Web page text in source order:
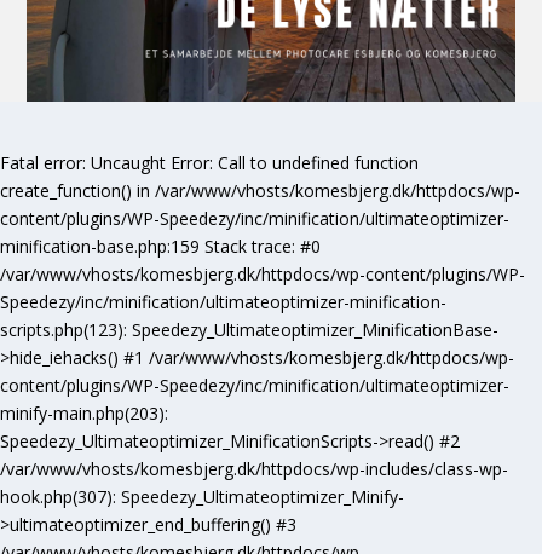
Fatal error: Uncaught Error: Call to undefined function
create_function() in /var/www/vhosts/komesbjerg.dk/httpdocs/wp-
content/plugins/WP-Speedezy/inc/minification/ultimateoptimizer-
minification-base.php:159 Stack trace: #0
/var/www/vhosts/komesbjerg.dk/httpdocs/wp-content/plugins/WP-
Speedezy/inc/minification/ultimateoptimizer-minification-
scripts.php(123): Speedezy_Ultimateoptimizer_MinificationBase-
>hide_iehacks() #1 /var/www/vhosts/komesbjerg.dk/httpdocs/wp-
content/plugins/WP-Speedezy/inc/minification/ultimateoptimizer-
minify-main.php(203):
Speedezy_Ultimateoptimizer_MinificationScripts->read() #2
/var/www/vhosts/komesbjerg.dk/httpdocs/wp-includes/class-wp-
hook.php(307): Speedezy_Ultimateoptimizer_Minify-
>ultimateoptimizer_end_buffering() #3